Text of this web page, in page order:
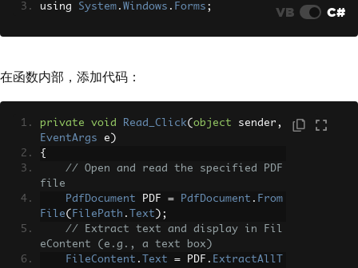
using System . Windows . Forms ; VB C#
在函数内部，添加代码：
private void Read_Click( object sender ,
EventArgs e )
{
// Open and read the specified PDF
file
PdfDocument PDF = PdfDocument . From
File( FilePath . Text );
// Extract text and display in Fil
eContent (e.g., a text box)
FileContent . Text = PDF . ExtractAllT